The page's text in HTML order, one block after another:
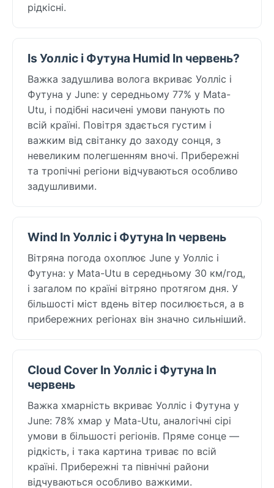
рідкісні.
Is Уолліс і Футуна Humid In червень?
Важка задушлива волога вкриває Уолліс і
Футуна у June: у середньому 77% у Mata-
Utu, і подібні насичені умови панують по
всій країні. Повітря здається густим і
важким від світанку до заходу сонця, з
невеликим полегшенням вночі. Прибережні
та тропічні регіони відчуваються особливо
задушливими.
Wind In Уолліс і Футуна In червень
Вітряна погода охоплює June у Уолліс і
Футуна: у Mata-Utu в середньому 30 км/год,
і загалом по країні вітряно протягом дня. У
більшості міст вдень вітер посилюється, а в
прибережних регіонах він значно сильніший.
Cloud Cover In Уолліс і Футуна In
червень
Важка хмарність вкриває Уолліс і Футуна у
June: 78% хмар у Mata-Utu, аналогічні сірі
умови в більшості регіонів. Пряме сонце —
рідкість, і така картина триває по всій
країні. Прибережні та північні райони
відчуваються особливо важкими.